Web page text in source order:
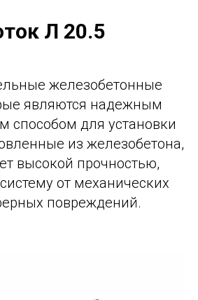
лиц +7 965 734 7653
Л 20.5
железобетонные
являются надежным
способом для установки
из железобетона,
высокой прочностью,
от механических
повреждений.